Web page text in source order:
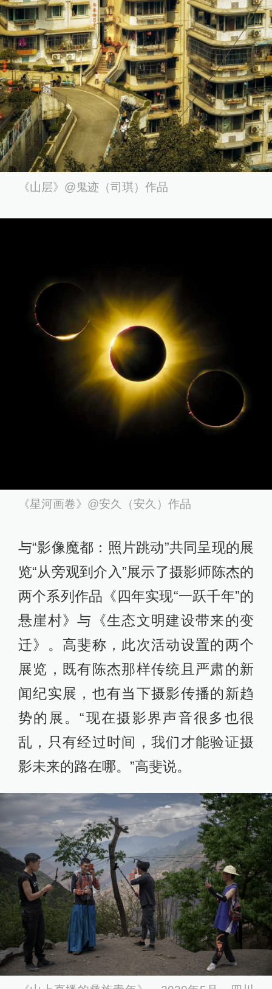
《山层》@鬼迹（司琪）作品
《星河画卷》@安久（安久）作品
与“影像魔都：照片跳动”共同呈现的展
览“从旁观到介入”展示了摄影师陈杰的
两个系列作品《四年实现“一跃千年”的
悬崖村》与《生态文明建设带来的变
迁》。高斐称，此次活动设置的两个
展览，既有陈杰那样传统且严肃的新
闻纪实展，也有当下摄影传播的新趋
势的展。“现在摄影界声音很多也很
乱，只有经过时间，我们才能验证摄
影未来的路在哪。”高斐说。